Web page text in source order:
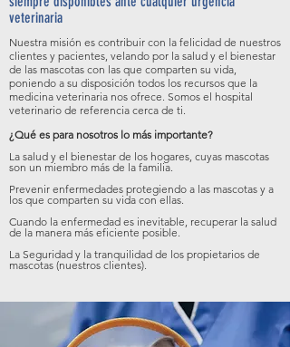
veterinaria
Nuestra misión es contribuir con la felicidad de nuestros
clientes y pacientes, velando por la salud y el bienestar
de las mascotas con las que comparten su vida,
poniendo a su disposición todos los recursos que la
medicina veterinaria nos ofrece. Somos el hospital
veterinario de referencia cerca de ti.
¿Qué es para nosotros lo más importante?
La salud y el bienestar de los hogares, cuyas mascotas
son un miembro más de la familia.
Prevenir enfermedades protegiendo a las mascotas y a
los que comparten su vida con ellas.
Cuando la enfermedad es inevitable, recuperar la salud
de la manera más eficiente posible.
La Seguridad y la tranquilidad de los propietarios de
mascotas (nuestros clientes).